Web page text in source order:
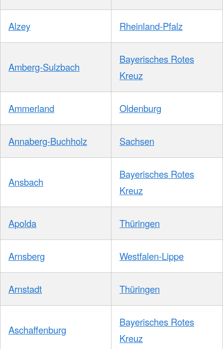
Alzey Rheinland-Pfalz
Amberg-Sulzbach
Bayerisches Rotes
Kreuz
Ammerland Oldenburg
Annaberg-Buchholz Sachsen
Ansbach
Bayerisches Rotes
Kreuz
Apolda Thüringen
Arnsberg Westfalen-Lippe
Arnstadt Thüringen
Aschaffenburg
Bayerisches Rotes
Kreuz